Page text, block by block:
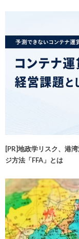
[PR]地政学リスク、港
ジ方法「FFA」とは